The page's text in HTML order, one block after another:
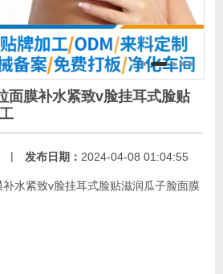
面膜补水紧致v脸挂耳式脸贴
| 发布日期： 2024-04-08 01:04:55
水紧致v脸挂耳式脸贴滋润瓜子脸面膜